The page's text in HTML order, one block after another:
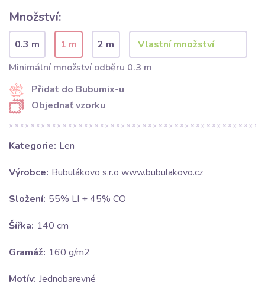
Množství:
0.3 m 1 m
2 m
Minimální množství odběru 0.3 m
Přidat do Bubumix-u
Objednať vzorku
Kategorie: Len
Výrobce: Bubulákovo s.r.o www.bubulakovo.cz
Složení: 55% LI + 45% CO
Šířka: 140 cm
Gramáž: 160 g/m2
Motív: Jednobarevné